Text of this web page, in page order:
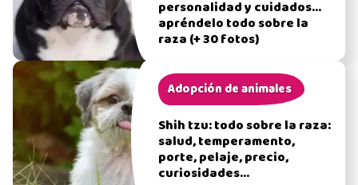
personalidad y cuidados...
apréndelo todo sobre la
raza (+ 30 fotos)
Adopción de animales
Shih tzu: todo sobre la raza:
salud, temperamento,
porte, pelaje, precio,
curiosidades...